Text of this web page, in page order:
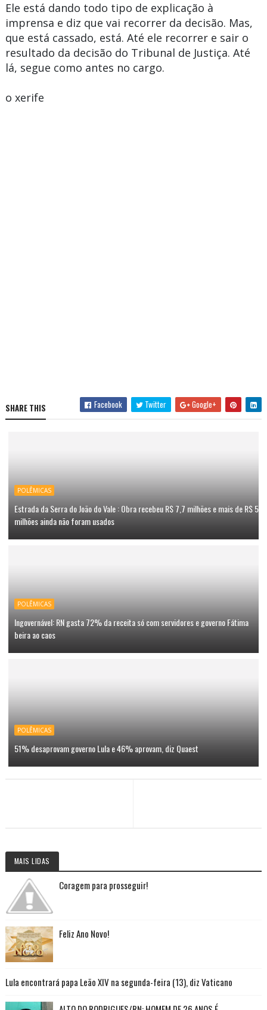
Ele está dando todo tipo de explicação à
imprensa e diz que vai recorrer da decisão. Mas,
que está cassado, está. Até ele recorrer e sair o
resultado da decisão do Tribunal de Justiça. Até
lá, segue como antes no cargo.
o xerife
SHARE THIS Facebook Twitter Google+
POLÊMICAS
Estrada da Serra do João do Vale : Obra recebeu R$ 7,7 milhões e mais de R$ 5
milhões ainda não foram usados
POLÊMICAS
Ingovernável: RN gasta 72% da receita só com servidores e governo Fátima
beira ao caos
POLÊMICAS
51% desaprovam governo Lula e 46% aprovam, diz Quaest
MAIS LIDAS
Coragem para prosseguir!
Feliz Ano Novo!
Lula encontrará papa Leão XIV na segunda-feira (13), diz Vaticano